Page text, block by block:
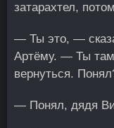
затарахтел,
— Ты это, —
Артёму. — Ты там
вернуться.
— Понял, дядя